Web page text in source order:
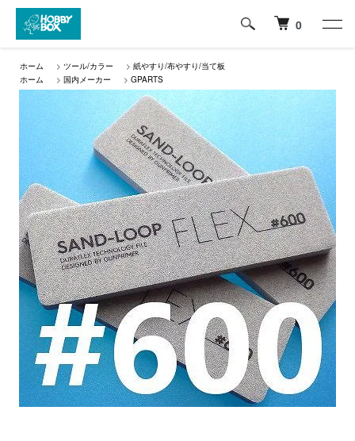
0
ホーム > ツール/カラー > 紙やすり/布やすり/当て板
ホーム
> 国内メーカー > GPARTS